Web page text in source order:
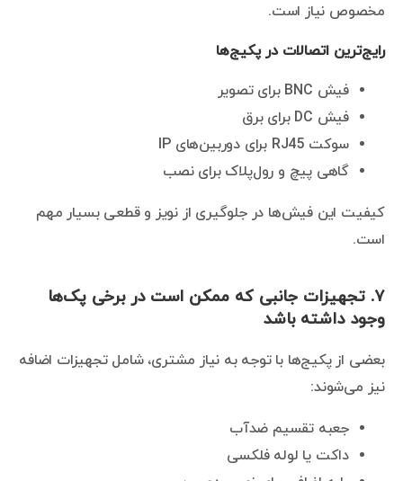
مخصوص نیاز است.
رایج‌ترین اتصالات در پکیج‌ها
فیش BNC برای تصویر
فیش DC برای برق
سوکت RJ45 برای دوربین‌های IP
گاهی پیچ و رول‌پلاک برای نصب
کیفیت این فیش‌ها در جلوگیری از نویز و قطعی بسیار مهم
است.
۷. تجهیزات جانبی که ممکن است در برخی پک‌ها
وجود داشته باشد
بعضی از پکیج‌ها با توجه به نیاز مشتری، شامل تجهیزات اضافه
نیز می‌شوند:
جعبه تقسیم ضدآب
داکت یا لوله فلکسی